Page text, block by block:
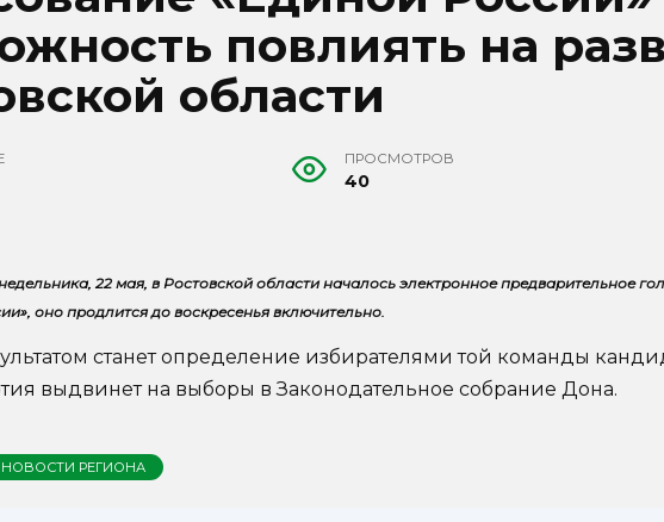
повлиять на
области
ПРОСМОТРОВ
40
22 мая, в Ростовской области началось электронное предварительное
оно продлится до воскресенья включительно.
станет определение избирателями той команды
выдвинет на выборы в Законодательное собрание Дона.
НОВОСТИ РЕГИОНА